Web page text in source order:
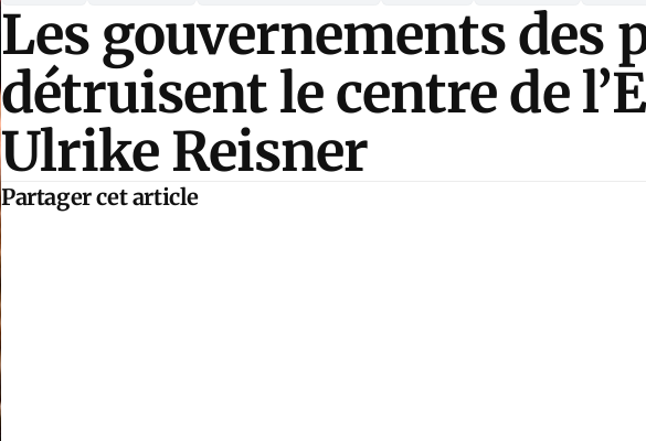
Les gouvernements des
détruisent le centre de
Ulrike Reisner
Partager cet article